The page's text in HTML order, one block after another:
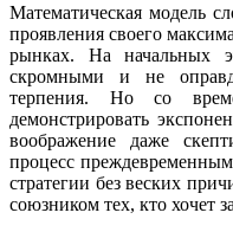
Математическая модель
проявления своего
рынках. На начальных
скромными и не
терпения. Но со
демонстрировать
воображение даже
процесс
стратегии без веских
союзником тех, кто хочет